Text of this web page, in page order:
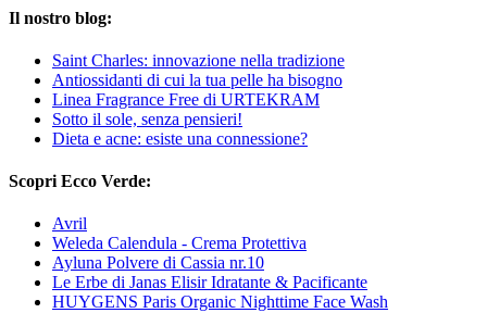
Il nostro blog:
Saint Charles: innovazione nella tradizione
Antiossidanti di cui la tua pelle ha bisogno
Linea Fragrance Free di URTEKRAM
Sotto il sole, senza pensieri!
Dieta e acne: esiste una connessione?
Scopri Ecco Verde:
Avril
Weleda Calendula - Crema Protettiva
Ayluna Polvere di Cassia nr.10
Le Erbe di Janas Elisir Idratante & Pacificante
HUYGENS Paris Organic Nighttime Face Wash